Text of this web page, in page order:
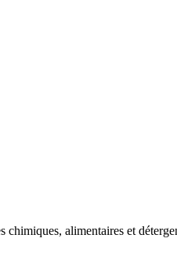
alimentaires et